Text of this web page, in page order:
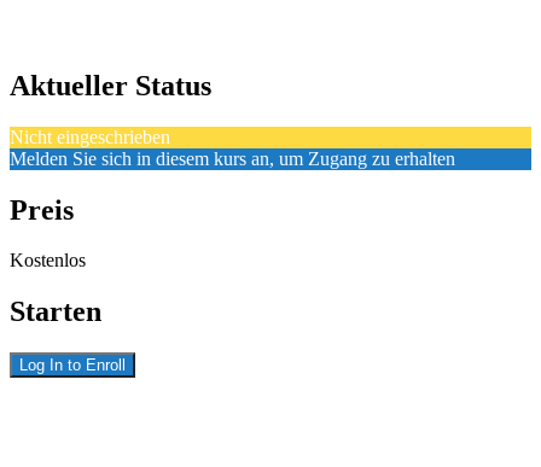
Aktueller Status
Nicht eingeschrieben
Melden Sie sich in diesem kurs an, um Zugang zu erhalten
Preis
Kostenlos
Starten
Log In to Enroll